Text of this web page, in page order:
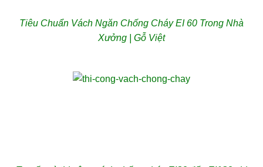
Tiêu Chuẩn Vách Ngăn Chống Cháy EI 60 Trong Nhà
Xưởng | Gỗ Việt